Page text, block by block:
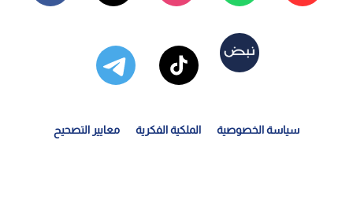
سياسة الخصوصية الملكية الفكرية معايير التصحيح